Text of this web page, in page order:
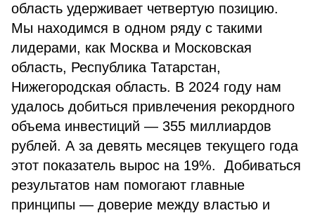
область удерживает четвертую позицию.
Мы находимся в одном ряду с такими
лидерами, как Москва и Московская
область, Республика Татарстан,
Нижегородская область. В 2024 году нам
удалось добиться привлечения рекордного
объема инвестиций — 355 миллиардов
рублей. А за девять месяцев текущего года
этот показатель вырос на 19%. Добиваться
результатов нам помогают главные
принципы — доверие между властью и